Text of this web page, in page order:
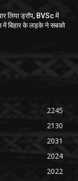
लिया ड्रॉप, BVSc में
में बिहार के लड़के ने सबको
2245
2130
2031
2024
2022